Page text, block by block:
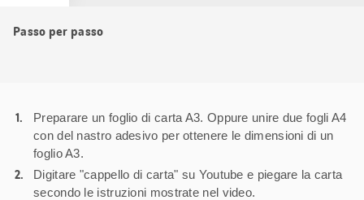
Passo per passo
Preparare un foglio di carta A3. Oppure unire due fogli A4
con del nastro adesivo per ottenere le dimensioni di un
foglio A3.
Digitare "cappello di carta" su Youtube e piegare la carta
secondo le istruzioni mostrate nel video.